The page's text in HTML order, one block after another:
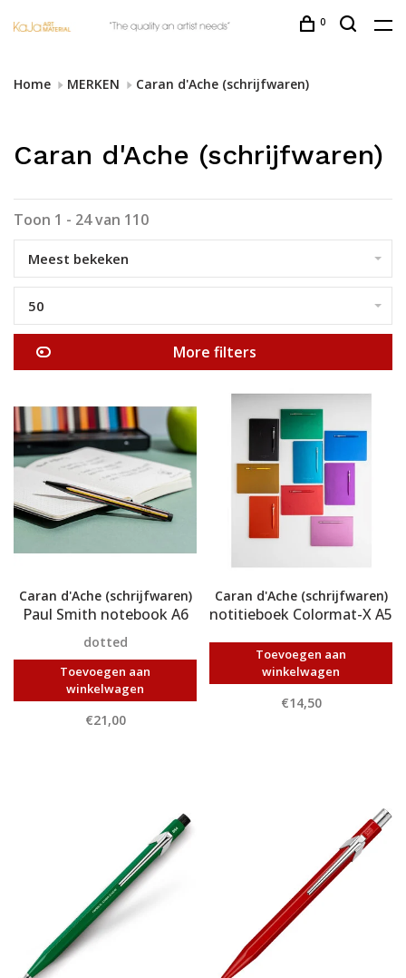
0
Home MERKEN Caran d'Ache (schrijfwaren)
Caran d'Ache (schrijfwaren)
Toon 1 - 24 van 110
Meest bekeken
50
More filters
Caran d'Ache (schrijfwaren)
Paul Smith notebook A6
dotted
Toevoegen aan
winkelwagen
€21,00
Caran d'Ache (schrijfwaren)
notitieboek Colormat-X A5
Toevoegen aan
winkelwagen
€14,50